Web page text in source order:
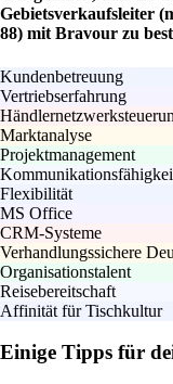
Gebietsverkaufsleiter
88) mit Bravour zu
Kundenbetreuung
Vertriebserfahrung
Marktanalyse
Projektmanagement
Flexibilität
MS Office
CRM-Systeme
Verhandlungssichere
Organisationstalent
Reisebereitschaft
Affinität für Tischkultur
Einige Tipps für